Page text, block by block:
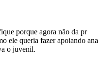
porque agora não da pr
ele queria fazer apoiando ana
o juvenil.